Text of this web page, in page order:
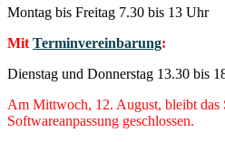
Montag bis Freitag 7.30 bis 13 Uhr
Mit Terminvereinbarung:
Dienstag und Donnerstag 13.30 bis
Am Mittwoch, 12. August, bleibt das
Softwareanpassung geschlossen.